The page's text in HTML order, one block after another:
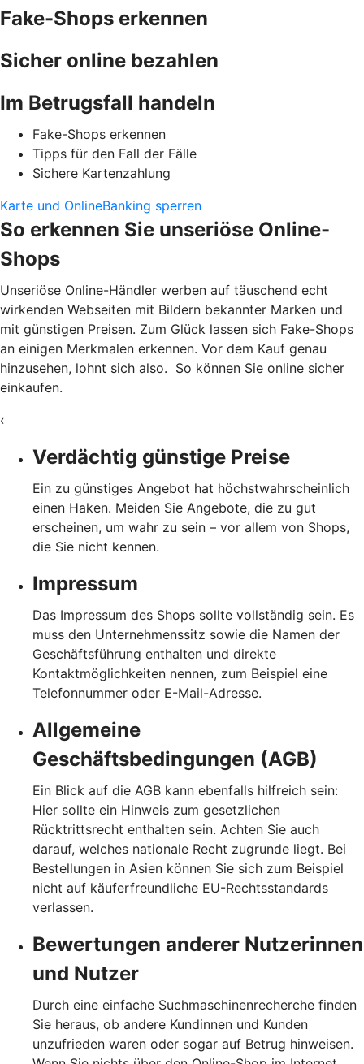
Fake-Shops erkennen
Sicher online bezahlen
Im Betrugsfall handeln
Fake-Shops erkennen
Tipps für den Fall der Fälle
Sichere Kartenzahlung
Karte und OnlineBanking sperren
So erkennen Sie unseriöse Online-
Shops
Unseriöse Online-Händler werben auf täuschend echt
wirkenden Webseiten mit Bildern bekannter Marken und
mit günstigen Preisen. Zum Glück lassen sich Fake-Shops
an einigen Merkmalen erkennen. Vor dem Kauf genau
hinzusehen, lohnt sich also. So können Sie online sicher
einkaufen.
‹
Verdächtig günstige Preise
Ein zu günstiges Angebot hat höchstwahrscheinlich
einen Haken. Meiden Sie Angebote, die zu gut
erscheinen, um wahr zu sein – vor allem von Shops,
die Sie nicht kennen.
Impressum
Das Impressum des Shops sollte vollständig sein. Es
muss den Unternehmenssitz sowie die Namen der
Geschäftsführung enthalten und direkte
Kontaktmöglichkeiten nennen, zum Beispiel eine
Telefonnummer oder E-Mail-Adresse.
Allgemeine
Geschäftsbedingungen (AGB)
Ein Blick auf die AGB kann ebenfalls hilfreich sein:
Hier sollte ein Hinweis zum gesetzlichen
Rücktrittsrecht enthalten sein. Achten Sie auch
darauf, welches nationale Recht zugrunde liegt. Bei
Bestellungen in Asien können Sie sich zum Beispiel
nicht auf käuferfreundliche EU-Rechtsstandards
verlassen.
Bewertungen anderer Nutzerinnen
und Nutzer
Durch eine einfache Suchmaschinenrecherche finden
Sie heraus, ob andere Kundinnen und Kunden
unzufrieden waren oder sogar auf Betrug hinweisen.